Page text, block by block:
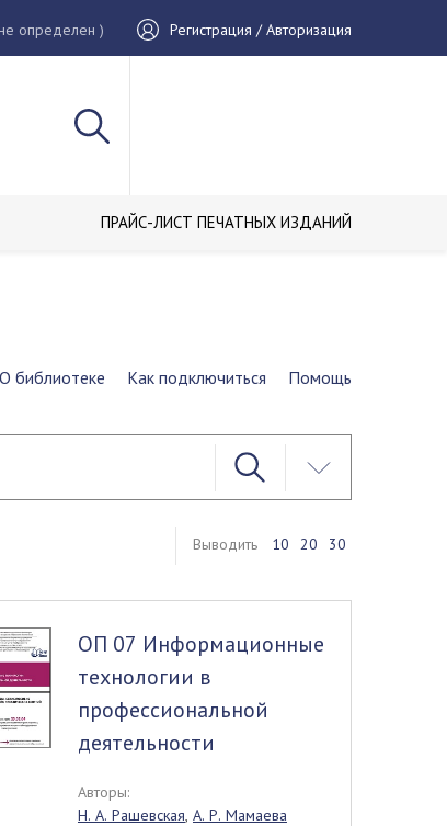
определен ) Регистрация / Авторизация
ПРАЙС-ЛИСТ ПЕЧАТНЫХ ИЗДАНИЙ
О библиотеке Как подключиться Помощь
Выводить 10 20 30
ОП 07 Информационные
технологии в
профессиональной
деятельности
Авторы:
Н. А. Рашевская, А. Р. Мамаева